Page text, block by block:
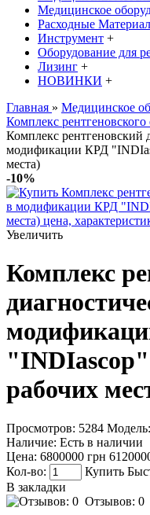
Медицинское
Расходные
Инструмент +
Оборудование для
Лизинг +
НОВИНКИ +
Главная » Медицинское
Комплекс
Комплекс рентгеновский
модификации КРД
места)
-10%
Увеличить
Комплекс
рабочих
Просмотров: 5284 Модель:
Наличие: Есть в наличии
Цена: 6800000 грн
Кол-во:
Купить
В закладки
Отзывов: 0